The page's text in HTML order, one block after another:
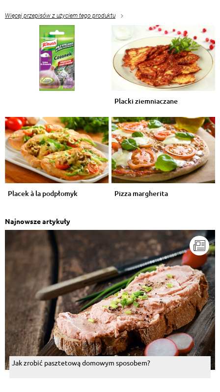
Więcej przepisów z użyciem tego produktu
Placki ziemniaczane
Placek à la podpłomyk Pizza margherita
Najnowsze artykuły
Jak zrobić pasztetową domowym sposobem?